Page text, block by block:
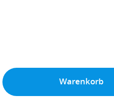
Warenkorb